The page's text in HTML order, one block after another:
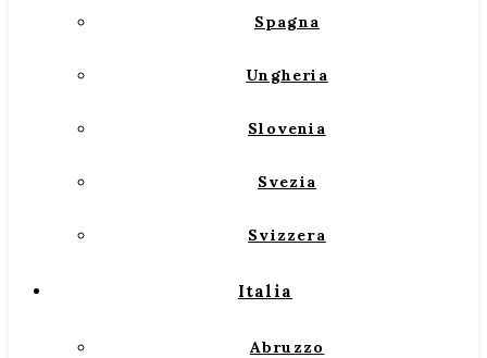
Spagna
Ungheria
Slovenia
Svezia
Svizzera
Italia
Abruzzo